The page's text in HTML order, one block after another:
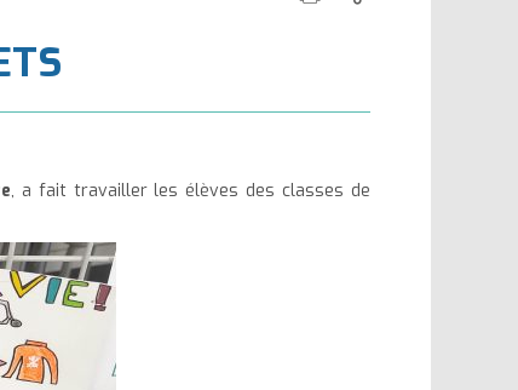
textetexte
, a fait travailler les élèves des classes de